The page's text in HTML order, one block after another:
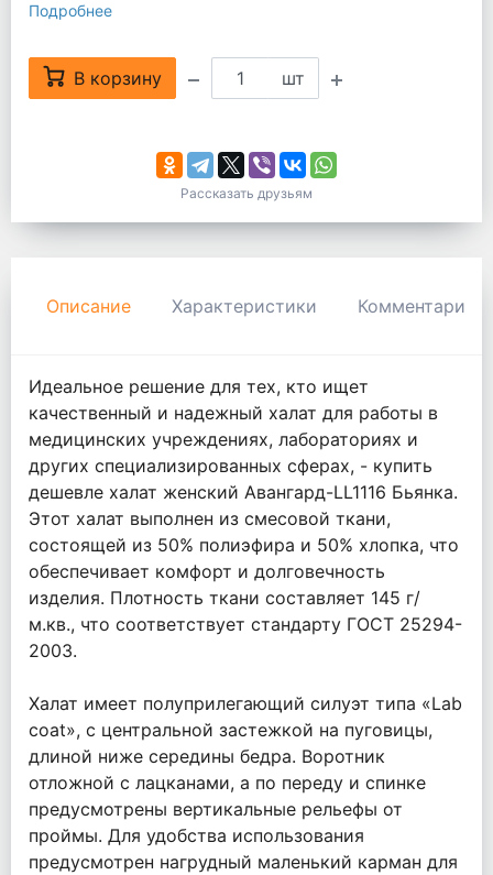
Подробнее
В корзину шт
Рассказать друзьям
Описание Характеристики Комментарии
Идеальное решение для тех, кто ищет
качественный и надежный халат для работы в
медицинских учреждениях, лабораториях и
других специализированных сферах, - купить
дешевле халат женский Авангард-LL1116 Бьянка.
Этот халат выполнен из смесовой ткани,
состоящей из 50% полиэфира и 50% хлопка, что
обеспечивает комфорт и долговечность
изделия. Плотность ткани составляет 145 г/
м.кв., что соответствует стандарту ГОСТ 25294-
2003.
Халат имеет полуприлегающий силуэт типа «Lab
coat», с центральной застежкой на пуговицы,
длиной ниже середины бедра. Воротник
отложной с лацканами, а по переду и спинке
предусмотрены вертикальные рельефы от
проймы. Для удобства использования
предусмотрен нагрудный маленький карман для